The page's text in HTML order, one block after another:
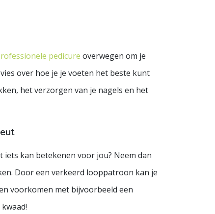
pedicure overwegen om je
over hoe je je voeten het beste kunt
het verzorgen van je nagels en het
kan betekenen voor jou? Neem dan
Door een verkeerd looppatroon kan je
voorkomen met bijvoorbeeld een